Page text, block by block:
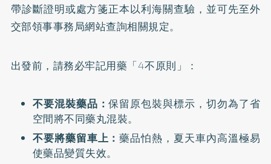
帶診斷證明或處方箋正本以利海關查驗，並可先至外
交部領事事務局網站查詢相關規定。
出發前，請務必牢記用藥「4不原則」：
不要混裝藥品：保留原包裝與標示，切勿為了省
空間將不同藥丸混裝。
不要將藥留車上：藥品怕熱，夏天車內高溫極易
使藥品變質失效。